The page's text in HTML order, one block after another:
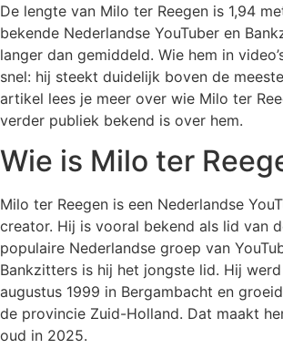
De lengte van Milo ter Reegen is 1,94
bekende Nederlandse YouTuber en
langer dan gemiddeld. Wie hem in
snel: hij steekt duidelijk boven de
artikel lees je meer over wie Milo ter
verder publiek bekend is over hem.
Wie is Milo ter
Milo ter Reegen is een Nederlandse
creator. Hij is vooral bekend als lid van
populaire Nederlandse groep van
Bankzitters is hij het jongste lid. Hij
augustus 1999 in Bergambacht en
de provincie Zuid-Holland. Dat maakt
oud in 2025.